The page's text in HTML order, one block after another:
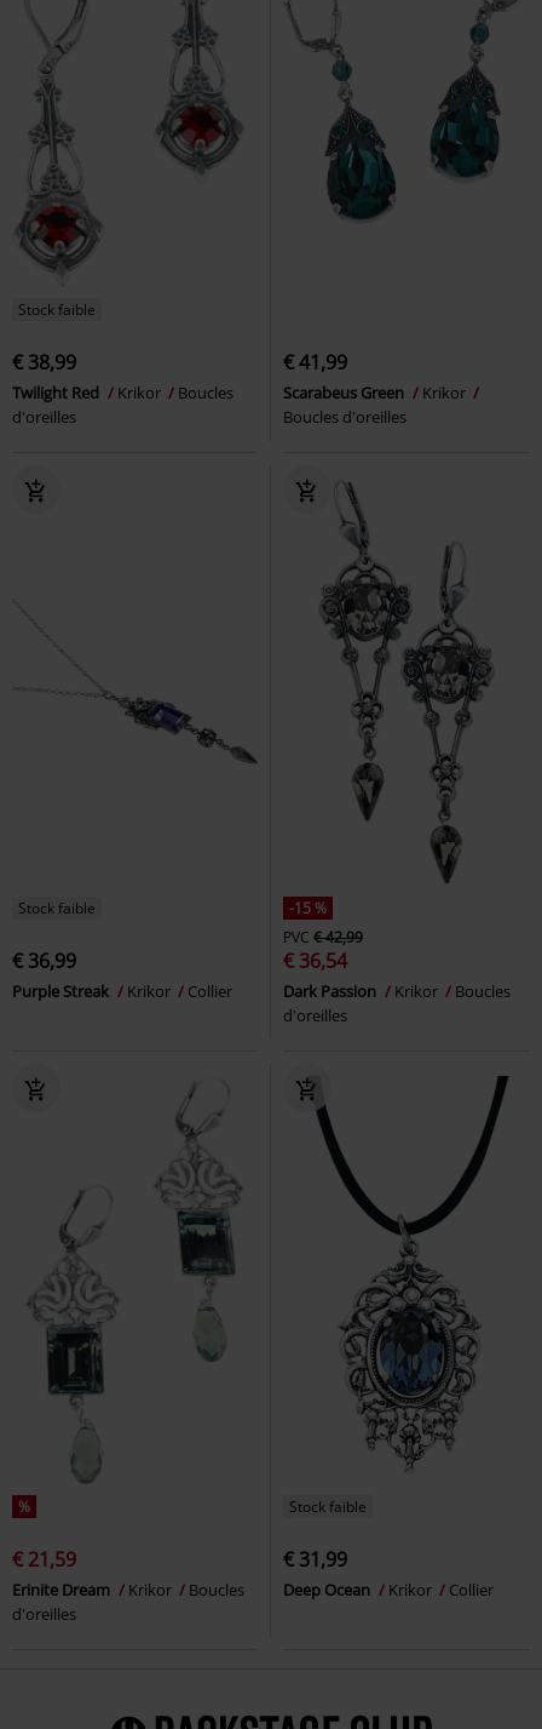
Stock faible
€ 38,99
Twilight Red Krikor
Boucles
d'oreilles
€ 41,99
Scarabeus Green
Krikor
Boucles d'oreilles
Stock faible
€ 36,99
Purple Streak Krikor Collier
-15 %
PVC € 42,99
€ 36,54
Dark Passion Krikor
Boucles
d'oreilles
%
€ 21,59
Erinite Dream Krikor
Boucles
d'oreilles
Stock faible
€ 31,99
Deep Ocean Krikor Collier